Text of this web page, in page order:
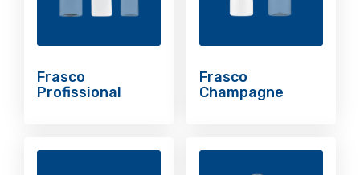
Frasco
Profissional
Frasco
Champagne